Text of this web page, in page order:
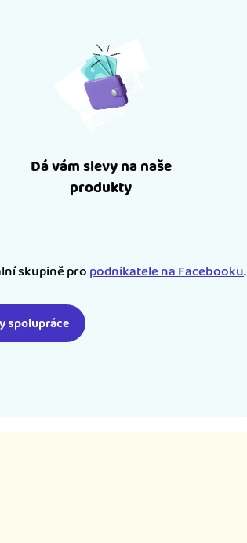
Dá vám slevy na naše
produkty
skupině propodnikatele na Facebooku.
spolupráce